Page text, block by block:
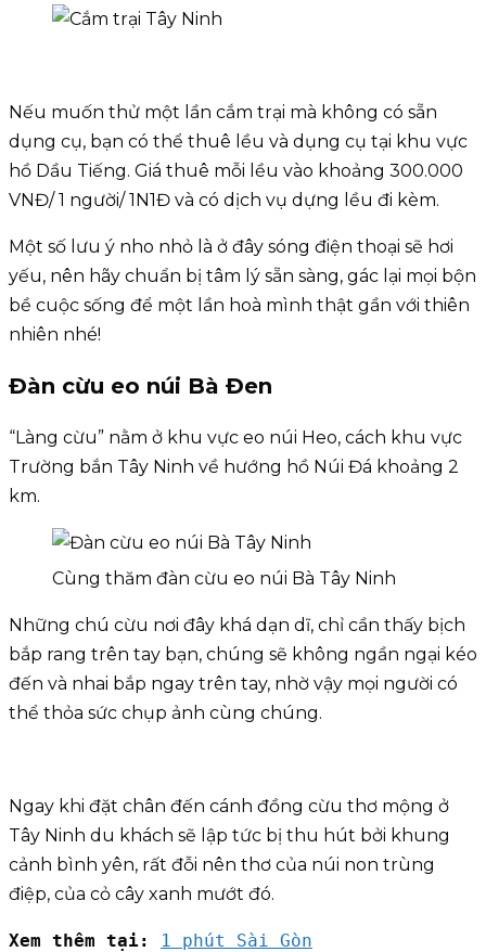
Nếu muốn thử một lần cắm trại mà không có sẵn
dụng cụ, bạn có thể thuê lều và dụng cụ tại khu vực
hồ Dầu Tiếng. Giá thuê mỗi lều vào khoảng 300.000
VNĐ/ 1 người/ 1N1Đ và có dịch vụ dựng lều đi kèm.
Một số lưu ý nho nhỏ là ở đây sóng điện thoại sẽ hơi
yếu, nên hãy chuẩn bị tâm lý sẵn sàng, gác lại mọi bộn
bề cuộc sống để một lần hoà mình thật gần với thiên
nhiên nhé!
Đàn cừu eo núi Bà Đen
“Làng cừu” nằm ở khu vực eo núi Heo, cách khu vực
Trường bắn Tây Ninh về hướng hồ Núi Đá khoảng 2
km.
Cùng thăm đàn cừu eo núi Bà Tây Ninh
Những chú cừu nơi đây khá dạn dĩ, chỉ cần thấy bịch
bắp rang trên tay bạn, chúng sẽ không ngần ngại kéo
đến và nhai bắp ngay trên tay, nhờ vậy mọi người có
thể thỏa sức chụp ảnh cùng chúng.
Ngay khi đặt chân đến cánh đồng cừu thơ mộng ở
Tây Ninh du khách sẽ lập tức bị thu hút bởi khung
cảnh bình yên, rất đỗi nên thơ của núi non trùng
điệp, của cỏ cây xanh mướt đó.
Xem thêm tại:
1 phút Sài Gòn